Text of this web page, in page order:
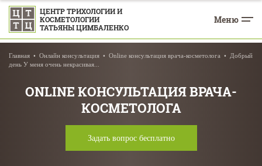
ЦЕНТР ТРИХОЛОГИИ И
КОСМЕТОЛОГИИ
ТАТЬЯНЫ ЦИМБАЛЕНКО
Меню
Главная Онлайн консультация Online консультация врача-косметолога
Добрый
день У меня очень некрасивая...
ONLINE КОНСУЛЬТАЦИЯ ВРАЧА-
КОСМЕТОЛОГА
Задать вопрос бесплатно